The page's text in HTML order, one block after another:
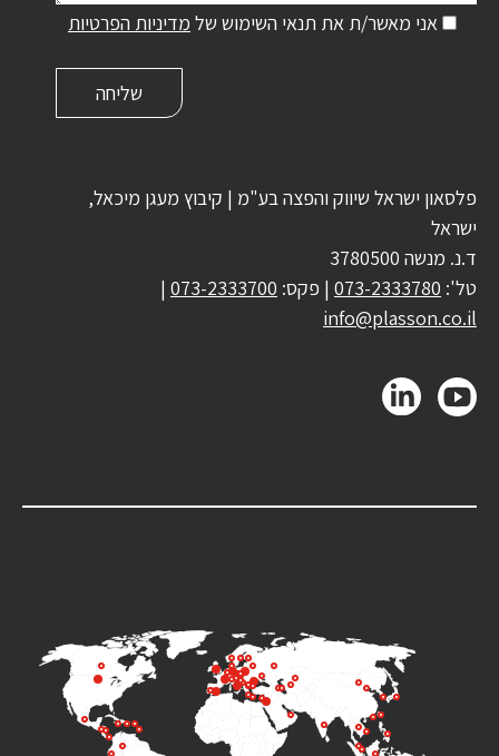
אני מאשר/ת את תנאי השימוש של מדיניות הפרטיות
פלסאון ישראל שיווק והפצה בע"מ | קיבוץ מעגן מיכאל,
ישראל
ד.נ. מנשה 3780500
טל': 073-2333780 | פקס: 073-2333700
|
info@plasson.co.il